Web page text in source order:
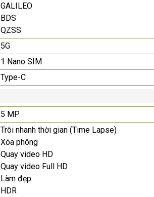
GALILEO
BDS
QZSS
5G
1 Nano SIM
Type-C
5 MP
Trôi nhanh thời gian (Time Lapse)
Xóa phông
Quay video HD
Quay video Full HD
Làm đẹp
HDR